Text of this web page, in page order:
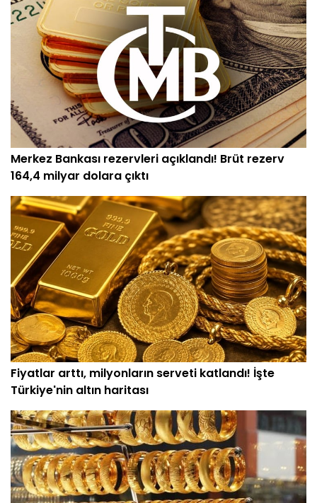
Merkez Bankası rezervleri açıklandı! Brüt rezerv
164,4 milyar dolara çıktı
Fiyatlar arttı, milyonların serveti katlandı! İşte
Türkiye'nin altın haritası